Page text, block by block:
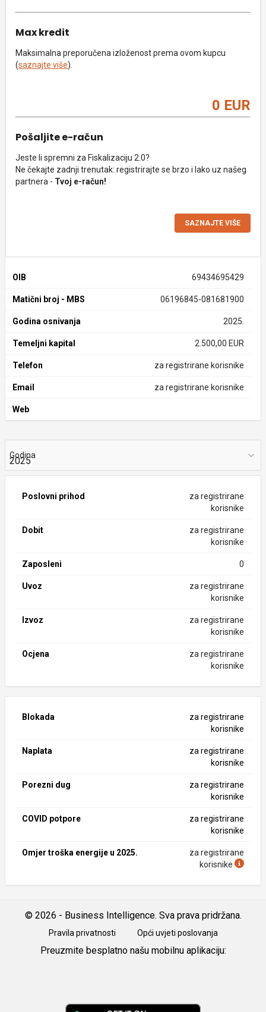
Max kredit
Maksimalna preporučena izloženost prema ovom kupcu
(saznajte više).
0 EUR
Pošaljite e-račun
Jeste li spremni za Fiskalizaciju 2.0?
Ne čekajte zadnji trenutak: registrirajte se brzo i lako uz našeg
partnera - Tvoj e-račun!
SAZNAJTE VIŠE
OIB 69434695429
Matični broj - MBS 06196845-081681900
Godina osnivanja 2025.
Temeljni kapital 2.500,00 EUR
Telefon za registrirane korisnike
Email za registrirane korisnike
Web
Godina
Poslovni prihod
za registrirane
korisnike
Dobit
za registrirane
korisnike
Zaposleni 0
Uvoz
za registrirane
korisnike
Izvoz
za registrirane
korisnike
Ocjena
za registrirane
korisnike
Blokada
za registrirane
korisnike
Naplata
za registrirane
korisnike
Porezni dug
za registrirane
korisnike
COVID potpore
za registrirane
korisnike
Omjer troška energije u 2025.
za registrirane
korisnike
© 2026 - Business Intelligence. Sva prava pridržana.
Pravila privatnosti Opći uvjeti poslovanja
Preuzmite besplatno našu mobilnu aplikaciju: